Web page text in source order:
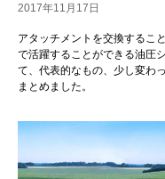
2017年11月17日
アタッチメントを交換するこ
で活躍することができる油圧
て、代表的なもの、少し変わ
まとめました。